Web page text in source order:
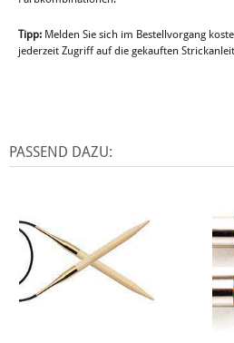
Tipp: Melden Sie sich im Bestellvorgang
jederzeit Zugriff auf die gekauften
PASSEND DAZU: